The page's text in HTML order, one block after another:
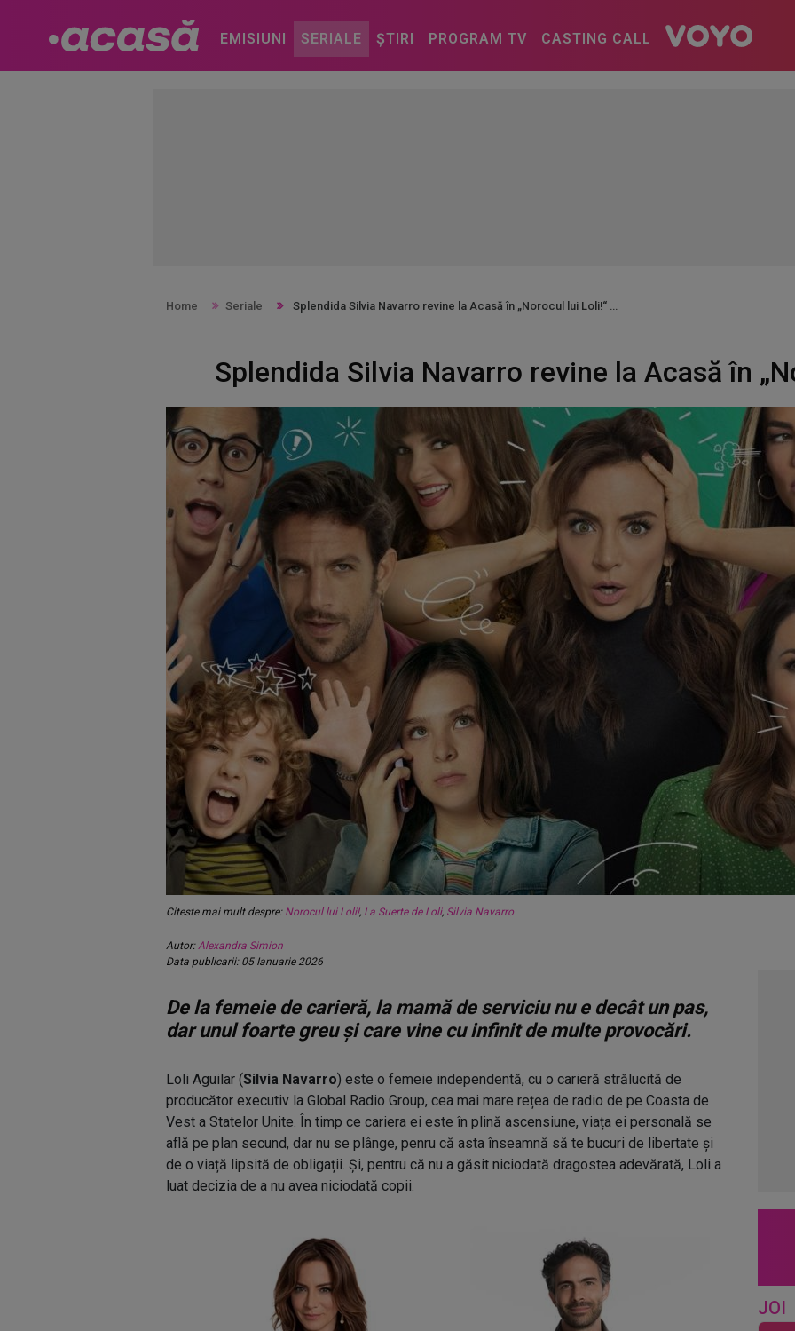
EMISIUNI SERIALE ȘTIRI PROGRAM TV CASTING CALL
Home Seriale Splendida Silvia Navarro revine la Acasă în „Norocul lui Loli!“
Splendida Silvia Navarro revine la Acasă în
Citeste mai mult despre: Norocul lui Loli!, La Suerte de Loli, Silvia Navarro
Autor:Alexandra Simion
Data publicarii: 05 Ianuarie 2026
De la femeie de carieră, la mamă de serviciu nu e decât un pas,
dar unul foarte greu și care vine cu infinit de multe provocări.
Loli Aguilar (Silvia Navarro) este o femeie independentă, cu o carieră strălucită de
producător executiv la Global Radio Group, cea mai mare rețea de radio de pe Coasta de
Vest a Statelor Unite. În timp ce cariera ei este în plină ascensiune, viața ei personală se
află pe plan secund, dar nu se plânge, penru că asta înseamnă să te bucuri de libertate și
de o viață lipsită de obligații. Și, pentru că nu a găsit niciodată dragostea adevărată, Loli a
luat decizia de a nu avea niciodată copii.
JOI